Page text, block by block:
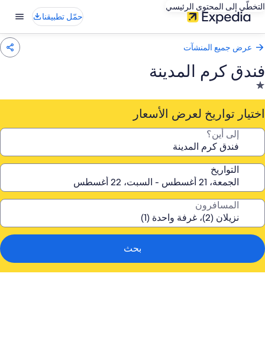
التخطّي إلى المحتوى الرئيسي
حمّل تطبيقنا
عرض جميع المنشآت
فندق كرم المدينة
منشأة
فندقية
مصنفة
بنجمة
واحدة
اختيار تواريخ لعرض الأسعار
إلى أين؟
التواريخ
المسافرون
بحث